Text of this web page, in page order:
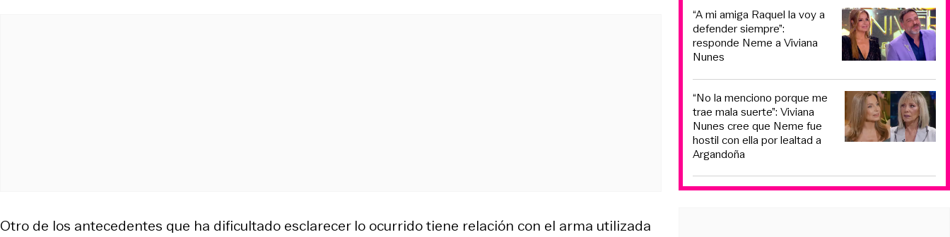
Otro de los antecedentes que ha dificultado esclarecer lo ocurrido tiene relación con el arma utilizada
“A mi amiga Raquel la voy a
defender siempre”:
responde Neme a Viviana
Nunes
“No la menciono porque me
trae mala suerte”: Viviana
Nunes cree que Neme fue
hostil con ella por lealtad a
Argandoña